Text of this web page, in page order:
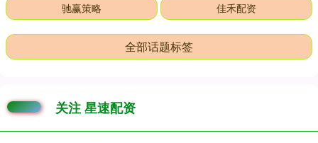
驰赢策略 佳禾配资
全部话题标签
关注 星速配资